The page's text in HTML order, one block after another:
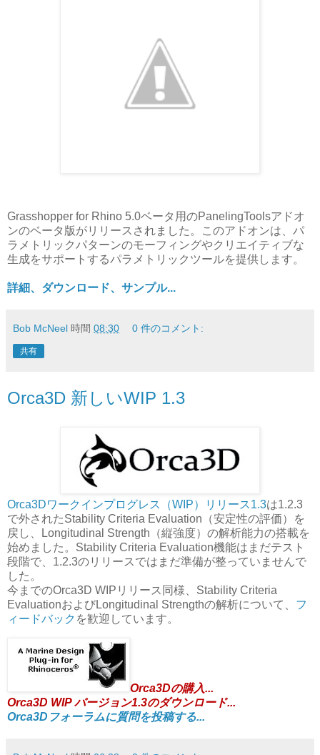
Grasshopper for Rhino 5.0ベータ用のPanelingToolsアドオ
ンのベータ版がリリースされました。このアドオンは、パ
ラメトリックパターンのモーフィングやクリエイティブな
生成をサポートするパラメトリックツールを提供します。
詳細、ダウンロード、サンプル...
Bob McNeel 時間 08:30 0 件のコメント:
共有
Orca3D 新しいWIP 1.3
Orca3Dワークインプログレス（WIP）リリース1.3は1.2.3
で外されたStability Criteria Evaluation（安定性の評価）を
戻し、Longitudinal Strength（縦強度）の解析能力の搭載を
始めました。Stability Criteria Evaluation機能はまだテスト
段階で、1.2.3のリリースではまだ準備が整っていませんで
した。
今までのOrca3D WIPリリース同様、Stability Criteria
EvaluationおよびLongitudinal Strengthの解析について、 フ
ィードバック を歓迎しています。
Orca3Dの購入...
Orca3D WIP バージョン1.3のダウンロード...
Orca3Dフォーラムに質問を投稿する...